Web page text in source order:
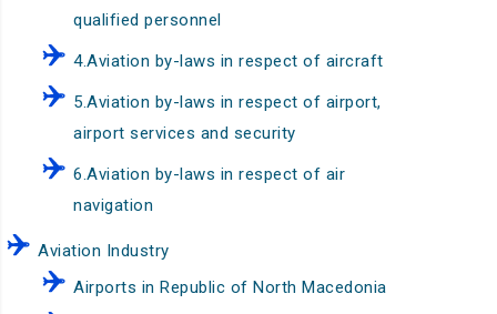
qualified personnel
4.Aviation by-laws in respect of aircraft
5.Aviation by-laws in respect of airport,
airport services and security
6.Aviation by-laws in respect of air
navigation
Aviation Industry
Airports in Republic of North Macedonia